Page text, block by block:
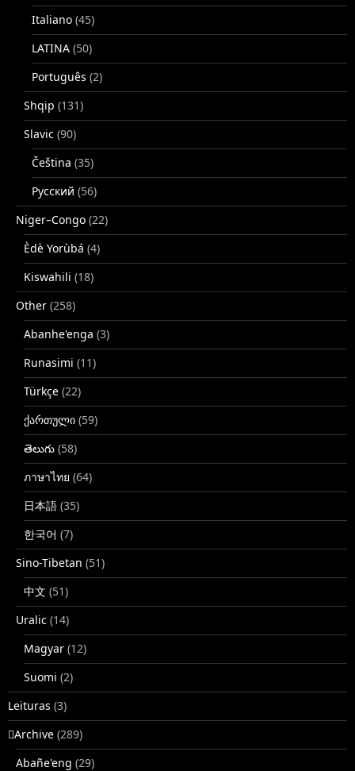
Italiano (45)
LATINA (50)
Português (2)
Shqip (131)
Slavic (90)
Čeština (35)
Русский (56)
Niger–Congo (22)
Èdè Yorùbá (4)
Kiswahili (18)
Other (258)
Abanhe'enga (3)
Runasimi (11)
Türkçe (22)
ქართული (59)
తెలుగు (58)
ภาษาไทย (64)
日本語 (35)
한국어 (7)
Sino-Tibetan (51)
中文 (51)
Uralic (14)
Magyar (12)
Suomi (2)
Leituras (3)
􏿽Archive (289)
Abañe'eng (29)